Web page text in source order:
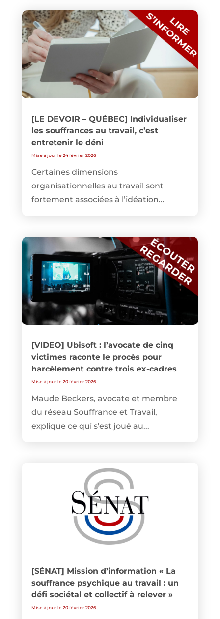
[LE DEVOIR – QUÉBEC] Individualiser
les souffrances au travail, c’est
entretenir le déni
Mise à jour le 24 février 2026
Certaines dimensions
organisationnelles au travail sont
fortement associées à l’idéation...
[VIDEO] Ubisoft : l’avocate de cinq
victimes raconte le procès pour
harcèlement contre trois ex-cadres
Mise à jour le 20 février 2026
Maude Beckers, avocate et membre
du réseau Souffrance et Travail,
explique ce qui s'est joué au...
[SÉNAT] Mission d’information « La
souffrance psychique au travail : un
défi sociétal et collectif à relever »
Mise à jour le 20 février 2026